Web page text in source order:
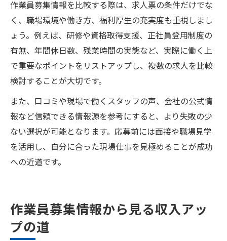
作業員募集情報を比較する際は、求人票の条件だけでな
く、職場環境や働き方、福利厚生の充実度も重視しまし
ょう。例えば、研修や資格取得支援、正社員登用制度の
有無、年間休日数、残業時間の実態など、実際に働く上
で重要なポイントをリストアップし、複数の求人を比較
検討することが大切です。
また、口コミや現場で働くスタッフの声、会社の公式情
報など信頼できる情報源を参考にすると、より失敗の少
ない選択が可能となります。応募前には面接や職場見学
を活用し、自分に合った現場仕事を見極めることが成功
への近道です。
作業員募集情報から見る収入アッ
プの道